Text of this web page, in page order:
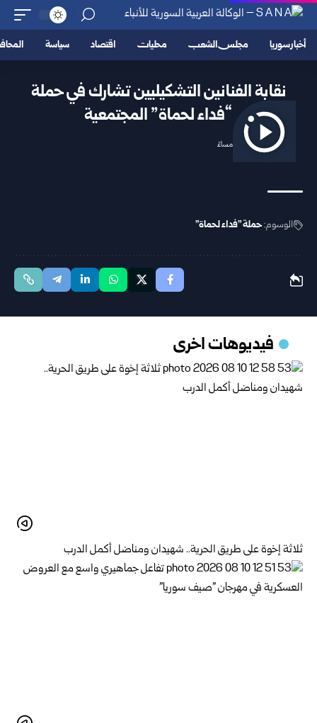
أخبار سوريا مجلس الشعب محليات اقتصاد سياسة
نقابة الفنانين التشكيليين تشارك في حملة
“فداء لحماة” المجتمعية
2025/11/22 4:15 مساءً
الوسوم:حملة "فداء لحماة"
فيديوهات اخرى
ثلاثة إخوة على طريق الحرية.. شهيدان ومناضل أكمل الدرب